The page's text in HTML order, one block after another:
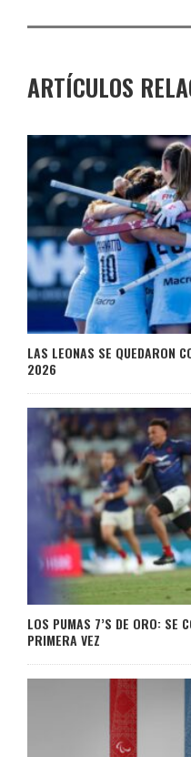
ARTÍCULOS
LAS LEONAS SE QUEDARON
2026
LOS PUMAS 7’S DE ORO: SE
PRIMERA VEZ